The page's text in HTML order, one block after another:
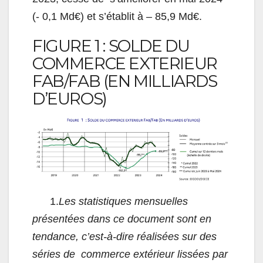
(- 0,1 Md€) et s’établit à – 85,9 Md€.
FIGURE1 : SOLDE DU
COMMERCE EXTERIEUR
FAB/FAB (EN MILLIARDS
D’EUROS)
1.Les statistiques mensuelles
présentées dans ce document sont en
tendance, c’est-à-dire réalisées sur des
séries de commerce extérieur lissées par